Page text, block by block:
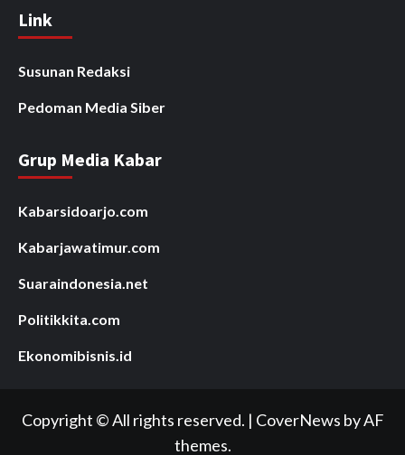
Link
Susunan Redaksi
Pedoman Media Siber
Grup Media Kabar
Kabarsidoarjo.com
Kabarjawatimur.com
Suaraindonesia.net
Politikkita.com
Ekonomibisnis.id
Copyright © All rights reserved. | CoverNews by AF
themes.